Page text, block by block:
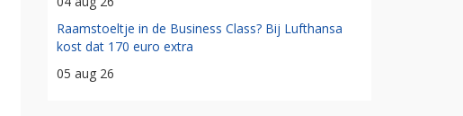
Raamstoeltje in de Business Class? Bij Lufthansa
kost dat 170 euro extra
05 aug 26